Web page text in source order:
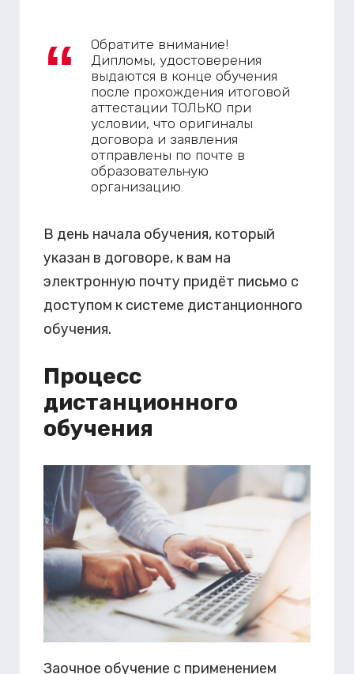
Обратите внимание!
Дипломы, удостоверения
выдаются в конце обучения
после прохождения итоговой
аттестации ТОЛЬКО при
условии, что оригиналы
договора и заявления
отправлены по почте в
образовательную
организацию.
В день начала обучения, который
указан в договоре, к вам на
электронную почту придёт письмо с
доступом к системе дистанционного
обучения.
Процесс
дистанционного
обучения
Заочное обучение с применением